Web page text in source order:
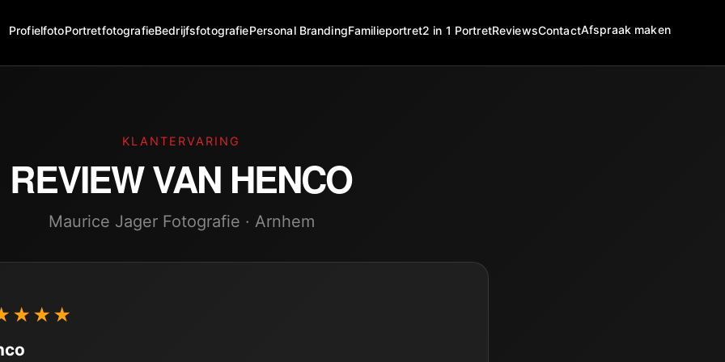
ProfielfotoPortretfotografieBedrijfsfotografiePersonal BrandingFamilieportret2 in 1 PortretReviewsContactAfspraak maken
KLANTERVARING
REVIEW VAN HENCO
Maurice Jager Fotografie · Arnhem